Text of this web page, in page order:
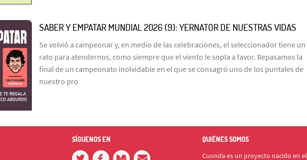
SABER Y EMPATAR MUNDIAL 2026 (9): YERNATOR DE NUESTRAS VIDAS
Se volvió a campeonar y, en medio de las celebraciones, el seleccionador tiene un
rato para atendernos, como siempre que el viento le sopla a favor. Repasamos la
final de un campeonato inolvidable en el que se consagró uno de los puntales de
nuestro pro
SÍGUENOS EN QUIÉNES SOMOS
Cuonda es un proyecto nacido en el